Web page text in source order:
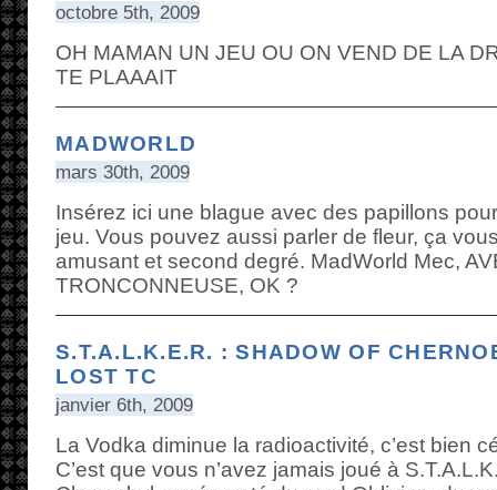
octobre 5th, 2009
OH MAMAN UN JEU OU ON VEND DE LA
TE PLAAAIT
MADWORLD
mars 30th, 2009
Insérez ici une blague avec des papillons
jeu. Vous pouvez aussi parler de fleur, ça
amusant et second degré. MadWorld Mec,
TRONCONNEUSE, OK ?
S.T.A.L.K.E.R. : SHADOW OF
LOST TC
janvier 6th, 2009
La Vodka diminue la radioactivité, c’est bien
C’est que vous n’avez jamais joué à